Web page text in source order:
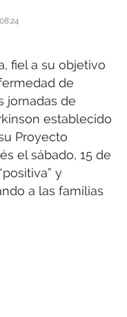
08:24
fiel a su objetivo
de
jornadas de
establecido
Proyecto
el sábado, 15 de
y
a las familias